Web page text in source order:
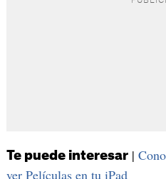
Te puede interesar|
ver Películas en tu iPad